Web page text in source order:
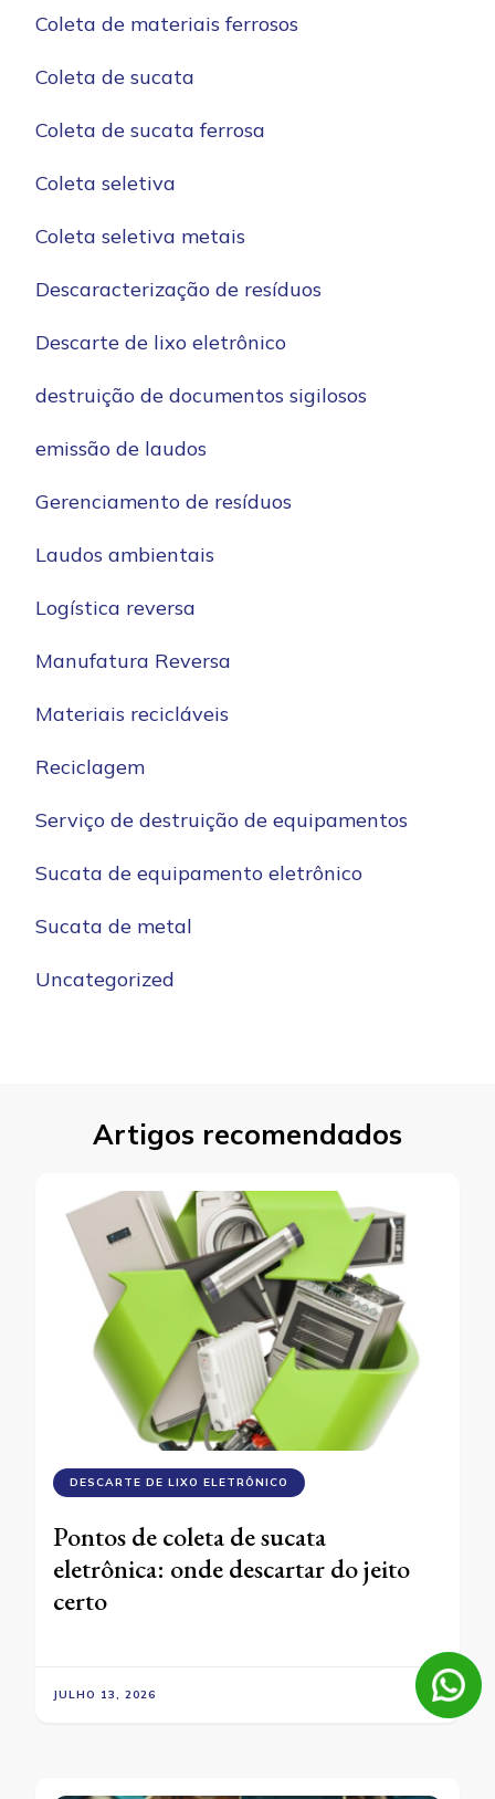
Coleta de materiais ferrosos
Coleta de sucata
Coleta de sucata ferrosa
Coleta seletiva
Coleta seletiva metais
Descaracterização de resíduos
Descarte de lixo eletrônico
destruição de documentos sigilosos
emissão de laudos
Gerenciamento de resíduos
Laudos ambientais
Logística reversa
Manufatura Reversa
Materiais recicláveis
Reciclagem
Serviço de destruição de equipamentos
Sucata de equipamento eletrônico
Sucata de metal
Uncategorized
Artigos recomendados
DESCARTE DE LIXO ELETRÔNICO
Pontos de coleta de sucata
eletrônica: onde descartar do jeito
certo
JULHO 13, 2026